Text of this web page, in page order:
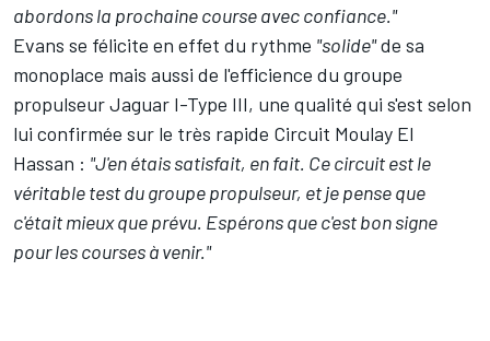
abordons la prochaine course avec confiance."
Evans se félicite en effet du rythme "solide"de sa
monoplace mais aussi de l'efficience du groupe
propulseur Jaguar I-Type III, une qualité qui s'est selon
lui confirmée sur le très rapide Circuit Moulay El
Hassan : "J'en étais satisfait, en fait. Ce circuit est le
véritable test du groupe propulseur, et je pense que
c'était mieux que prévu. Espérons que c'est bon signe
pour les courses à venir."